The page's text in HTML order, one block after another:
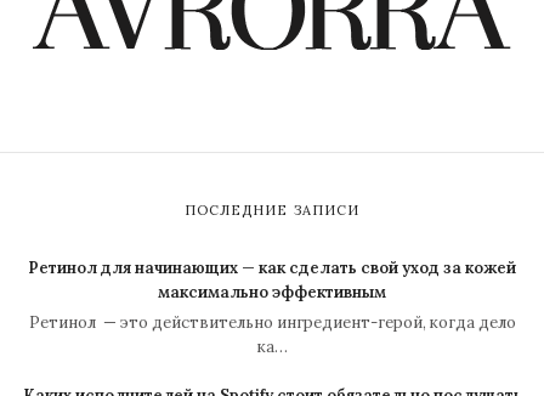
ПОСЛЕДНИЕ ЗАПИСИ
Ретинол для начинающих — как сделать свой уход за кожей
максимально эффективным
Ретинол — это действительно ингредиент-герой, когда дело
ка…